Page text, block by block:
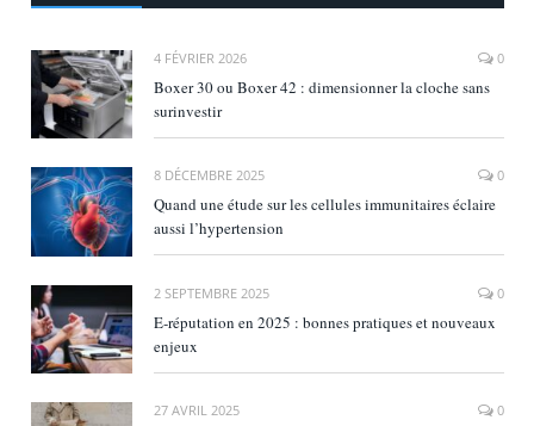
4 FÉVRIER 2026 0
Boxer 30 ou Boxer 42 : dimensionner la cloche sans
surinvestir
8 DÉCEMBRE 2025 0
Quand une étude sur les cellules immunitaires éclaire
aussi l’hypertension
2 SEPTEMBRE 2025 0
E‑réputation en 2025 : bonnes pratiques et nouveaux
enjeux
27 AVRIL 2025 0